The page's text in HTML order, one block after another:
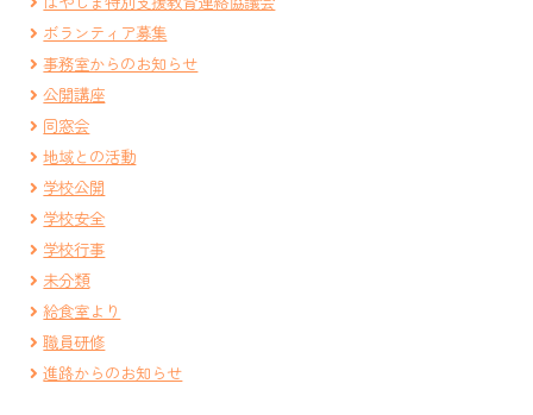
ボランティア募集
事務室からのお知らせ
公開講座
同窓会
地域との活動
学校公開
学校安全
学校行事
未分類
給食室より
職員研修
進路からのお知らせ